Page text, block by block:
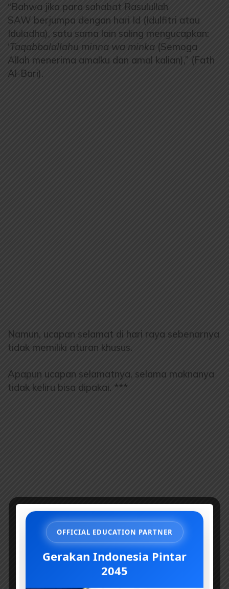
“Bahwa jika para sahabat Rasulullah
SAW berjumpa dengan hari Id (Idulfitri atau
Iduladha), satu sama lain saling mengucapkan:
‘Taqabbalallahu minna wa minka (Semoga
Allah menerima amalku dan amal kalian),” (Fath
Al-Bari).
Namun, ucapan selamat di hari raya sebenarnya
tidak memiliki aturan khusus.
Apapun ucapan selamatnya, selama maknanya
tidak keliru bisa dipakai. ***
OFFICIAL EDUCATION PARTNER
Gerakan Indonesia Pintar
2045